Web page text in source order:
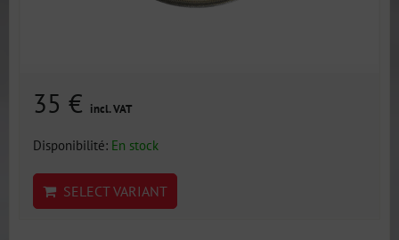
35 € incl. VAT
Disponibilité: En stock
SELECT VARIANT